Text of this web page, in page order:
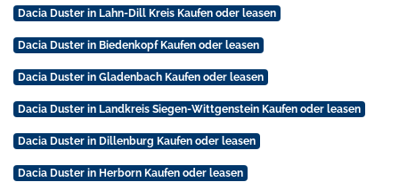
Dacia Duster in Lahn-Dill Kreis Kaufen oder leasen
Dacia Duster in Biedenkopf Kaufen oder leasen
Dacia Duster in Gladenbach Kaufen oder leasen
Dacia Duster in Landkreis Siegen-Wittgenstein Kaufen oder leasen
Dacia Duster in Dillenburg Kaufen oder leasen
Dacia Duster in Herborn Kaufen oder leasen